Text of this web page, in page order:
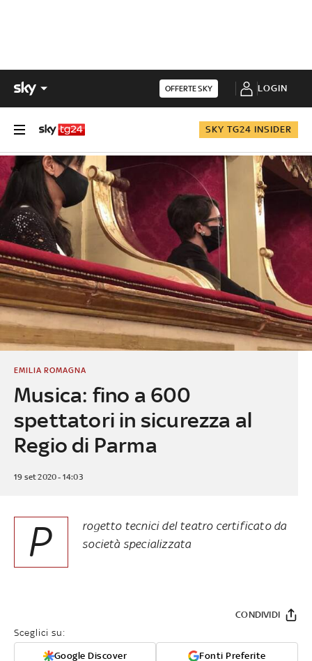
OFFERTE SKY LOGIN
SKY TG24 INSIDER
Musica: fino a 600
spettatori in sicurezza al
Regio di Parma
EMILIA ROMAGNA
19 set 2020 - 14:03
P
rogetto tecnici del teatro certificato da
società specializzata
Sceglici su:
Google Discover Fonti Preferite
CONDIVIDI